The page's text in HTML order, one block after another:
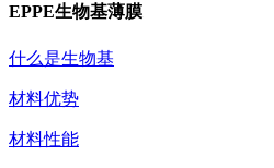
EPPE生物基薄膜
什么是生物基
材料优势
材料性能